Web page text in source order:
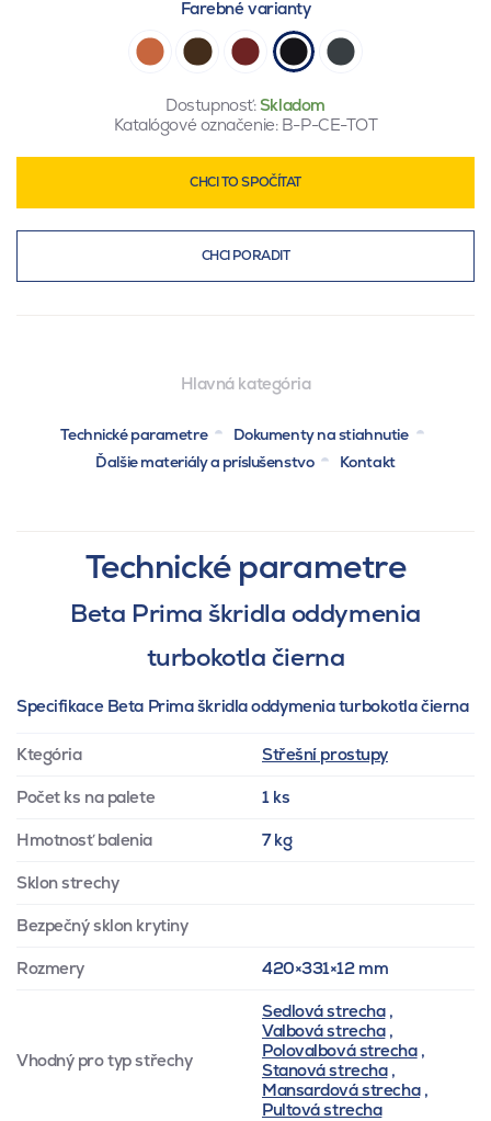
Farebné varianty
Dostupnosť:Skladom
Katalógové označenie: B-P-CE-TOT
CHCI TO SPOČÍTAT
CHCI PORADIT
Hlavná kategória
Technické parametre
Dokumenty na stiahnutie
Ďalšie materiály a príslušenstvo
Kontakt
Technické parametre
Beta Prima škridla oddymenia
turbokotla čierna
Specifikace Beta Prima škridla oddymenia turbokotla čierna
Ktegória Střešní prostupy
Počet ks na palete 1 ks
Hmotnosť balenia 7 kg
Sklon strechy
Bezpečný sklon krytiny
Rozmery 420×331×12 mm
Vhodný pro typ střechy
Sedlová strecha,
Valbová strecha,
Polovalbová strecha,
Stanová strecha,
Mansardová strecha,
Pultová strecha